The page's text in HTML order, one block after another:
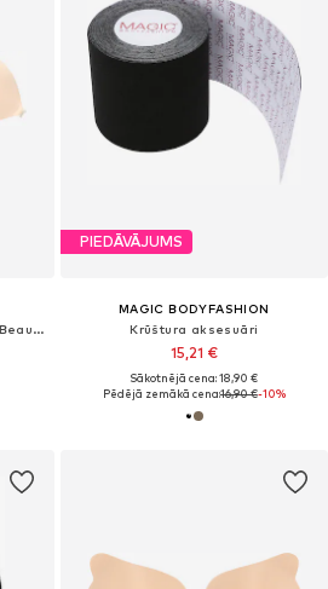
Krūštura aksesuāri 'Backless Beauty'
PIEDĀVĀJUMS
MAGIC BODYFASHION
Krūštura aksesuāri
15,21 €
Sākotnējā cena: 18,90 €
Pēdējā zemākā cena:16,90 €-10%